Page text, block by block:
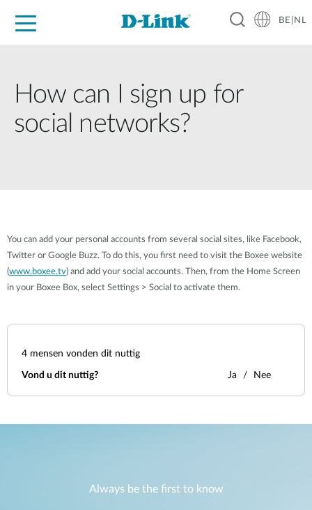
BE|NL
How can I sign up for
social networks?
You can add your personal accounts from several social sites, like Facebook,
Twitter or Google Buzz. To do this, you first need to visit the Boxee website
(www.boxee.tv) and add your social accounts. Then, from the Home Screen
in your Boxee Box, select Settings > Social to activate them.
4 mensen vonden dit nuttig
Vond u dit nuttig? Ja Nee
Always be the first to know